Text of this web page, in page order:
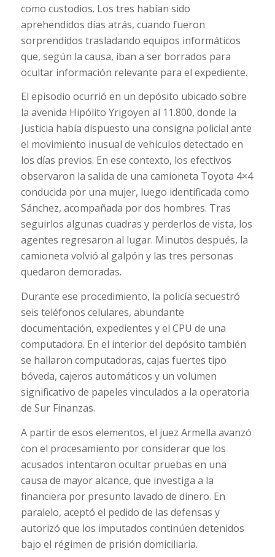
como custodios. Los tres habían sido
aprehendidos días atrás, cuando fueron
sorprendidos trasladando equipos informáticos
que, según la causa, iban a ser borrados para
ocultar información relevante para el expediente.
El episodio ocurrió en un depósito ubicado sobre
la avenida Hipólito Yrigoyen al 11.800, donde la
Justicia había dispuesto una consigna policial ante
el movimiento inusual de vehículos detectado en
los días previos. En ese contexto, los efectivos
observaron la salida de una camioneta Toyota 4×4
conducida por una mujer, luego identificada como
Sánchez, acompañada por dos hombres. Tras
seguirlos algunas cuadras y perderlos de vista, los
agentes regresaron al lugar. Minutos después, la
camioneta volvió al galpón y las tres personas
quedaron demoradas.
Durante ese procedimiento, la policía secuestró
seis teléfonos celulares, abundante
documentación, expedientes y el CPU de una
computadora. En el interior del depósito también
se hallaron computadoras, cajas fuertes tipo
bóveda, cajeros automáticos y un volumen
significativo de papeles vinculados a la operatoria
de Sur Finanzas.
A partir de esos elementos, el juez Armella avanzó
con el procesamiento por considerar que los
acusados intentaron ocultar pruebas en una
causa de mayor alcance, que investiga a la
financiera por presunto lavado de dinero. En
paralelo, aceptó el pedido de las defensas y
autorizó que los imputados continúen detenidos
bajo el régimen de prisión domiciliaria.